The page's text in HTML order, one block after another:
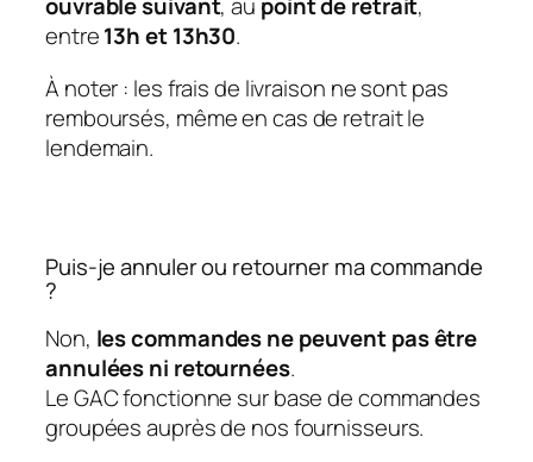
entre13h et 13h30.
À noter : les frais de livraison ne sont pas
remboursés, même en cas de retrait le
lendemain.
Puis-je annuler ou retourner ma commande
?
Non, les commandes ne peuvent pas être
annulées ni retournées.
Le GAC fonctionne sur base de commandes
groupées auprès de nos fournisseurs.